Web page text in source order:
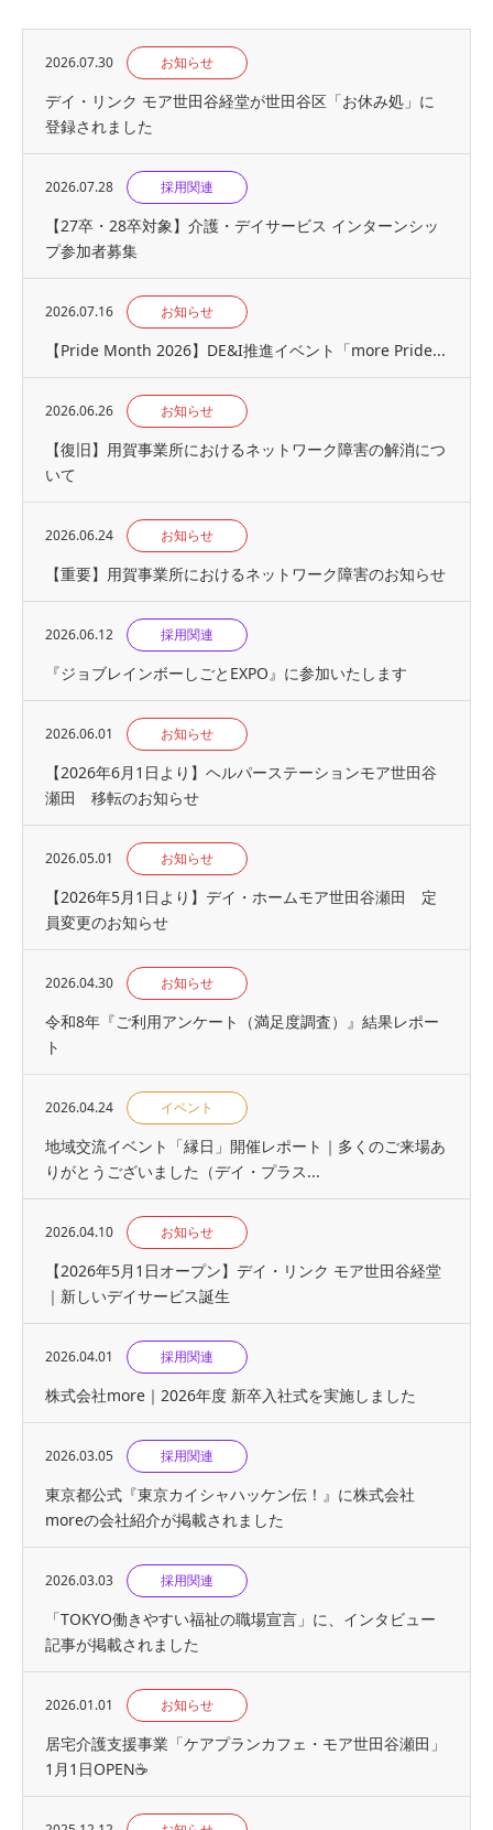
2026.07.30 お知らせ
デイ・リンク モア世田谷経堂が世田谷区「お休み処」に
登録されました
2026.07.28 採用関連
【27卒・28卒対象】介護・デイサービス インターンシッ
プ参加者募集
2026.07.16 お知らせ
【Pride Month 2026】DE&I推進イベント「more Pride...
2026.06.26 お知らせ
【復旧】用賀事業所におけるネットワーク障害の解消につ
いて
2026.06.24 お知らせ
【重要】用賀事業所におけるネットワーク障害のお知らせ
2026.06.12 採用関連
『ジョブレインボーしごとEXPO』に参加いたします
2026.06.01 お知らせ
【2026年6月1日より】ヘルパーステーションモア世田谷
瀬田 移転のお知らせ
2026.05.01 お知らせ
【2026年5月1日より】デイ・ホームモア世田谷瀬田 定
員変更のお知らせ
2026.04.30 お知らせ
令和8年『ご利用アンケート（満足度調査）』結果レポー
ト
2026.04.24 イベント
地域交流イベント「縁日」開催レポート｜多くのご来場あ
りがとうございました（デイ・プラス...
2026.04.10 お知らせ
【2026年5月1日オープン】デイ・リンク モア世田谷経堂
｜新しいデイサービス誕生
2026.04.01 採用関連
株式会社more｜2026年度 新卒入社式を実施しました
2026.03.05 採用関連
東京都公式『東京カイシャハッケン伝！』に株式会社
moreの会社紹介が掲載されました
2026.03.03 採用関連
「TOKYO働きやすい福祉の職場宣言」に、インタビュー
記事が掲載されました
2026.01.01 お知らせ
居宅介護支援事業「ケアプランカフェ・モア世田谷瀬田」
1月1日OPEN☕